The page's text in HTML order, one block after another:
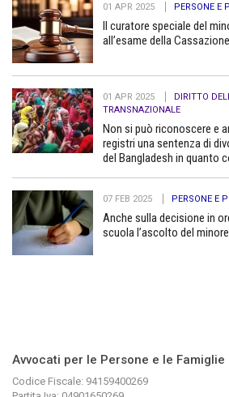
01 APR 2025 PERSONE E
Il curatore speciale del
all’esame della Cassazione
01 APR 2025
DIRITTO
TRANSNAZIONALE
Non si può riconoscere e
registri una sentenza di
del Bangladesh in quanto
07 FEB 2025 PERSONE E
Anche sulla decisione in
scuola l’ascolto del
Avvocati per le Persone e le Famiglie
Codice Fiscale: 94159400269